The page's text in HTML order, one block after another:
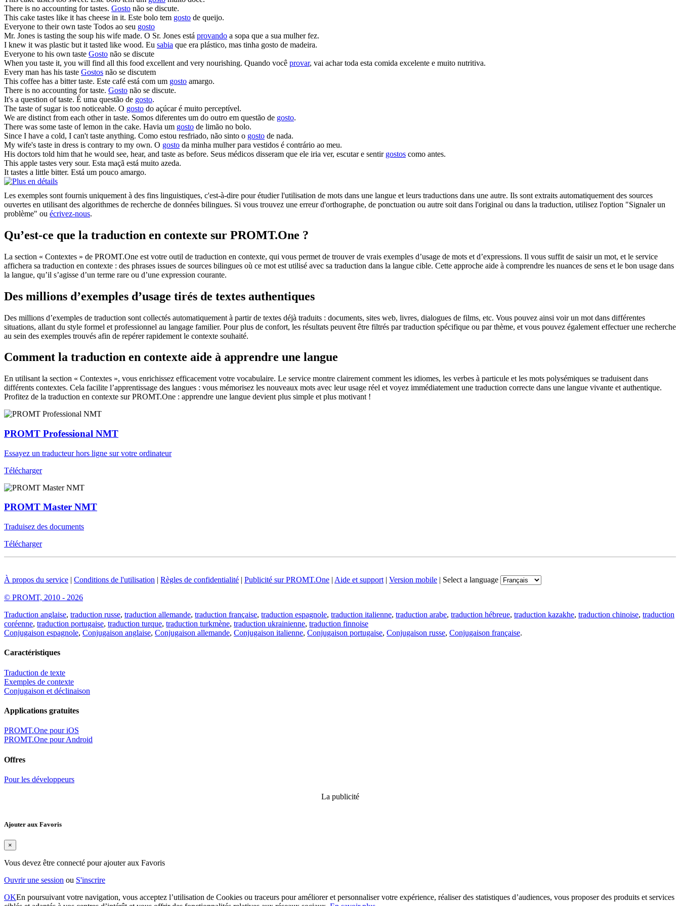
There is no accounting fortastes. Gosto não se discute.
This cake tastes like it has cheese in it. Este bolo tem gosto de queijo.
Everyone to their own taste Todos ao seu gosto
Mr. Jones is tasting the soup his wife made. O Sr. Jones está provando a sopa que a sua mulher fez.
I knew it was plastic but it tasted like wood. Eu sabia que era plástico, mas tinha gosto de madeira.
Everyone to his own taste Gosto não se discute
When you taste it, you will find all this food excellent and very nourishing. Quando você provar, vai achar toda esta comida excelente e muito nutritiva.
Every man has his taste Gostos não se discutem
This coffee has a bittertaste. Este café está com um gosto amargo.
There is no accounting fortaste. Gosto não se discute.
It's a question oftaste. É uma questão de gosto.
The taste of sugar is too noticeable. O gosto do açúcar é muito perceptível.
We are distinct from each other in taste. Somos diferentes um do outro em questão de gosto.
There was some taste of lemon in the cake. Havia um gosto de limão no bolo.
Since I have a cold, I can't taste anything. Como estou resfriado, não sinto o gosto de nada.
My wife's taste in dress is contrary to my own. O gosto da minha mulher para vestidos é contrário ao meu.
His doctors told him that he would see, hear, and taste as before. Seus médicos disseram que ele iria ver, escutar e sentir gostos como antes.
This apple tastes very sour. Esta maçã está muito azeda.
It tastes a little bitter. Está um pouco amargo.
Les exemples sont fournis uniquement à des fins linguistiques, c'est-à-dire pour étudier l'utilisation de mots dans une langue et leurs traductions dans une autre. Ils sont extraits automatiquement des sources
ouvertes en utilisant des algorithmes de recherche de données bilingues. Si vous trouvez une erreur d'orthographe, de ponctuation ou autre soit dans l'original ou dans la traduction, utilisez l'option "Signaler un
problème" ou écrivez-nous.
Qu’est-ce que la traduction en contexte sur PROMT.One ?
La section « Contextes » de PROMT.One est votre outil de traduction en contexte, qui vous permet de trouver de vrais exemples d’usage de mots et d’expressions. Il vous suffit de saisir un mot, et le service
affichera sa traduction en contexte : des phrases issues de sources bilingues où ce mot est utilisé avec sa traduction dans la langue cible. Cette approche aide à comprendre les nuances de sens et le bon usage dans
la langue, qu’il s’agisse d’un terme rare ou d’une expression courante.
Des millions d’exemples d’usage tirés de textes authentiques
Des millions d’exemples de traduction sont collectés automatiquement à partir de textes déjà traduits : documents, sites web, livres, dialogues de films, etc. Vous pouvez ainsi voir un mot dans différentes
situations, allant du style formel et professionnel au langage familier. Pour plus de confort, les résultats peuvent être filtrés par traduction spécifique ou par thème, et vous pouvez également effectuer une recherche
au sein des exemples trouvés afin de repérer rapidement le contexte souhaité.
Comment la traduction en contexte aide à apprendre une langue
En utilisant la section « Contextes », vous enrichissez efficacement votre vocabulaire. Le service montre clairement comment les idiomes, les verbes à particule et les mots polysémiques se traduisent dans
différents contextes. Cela facilite l’apprentissage des langues : vous mémorisez les nouveaux mots avec leur usage réel et voyez immédiatement une traduction correcte dans une langue vivante et authentique.
Profitez de la traduction en contexte sur PROMT.One : apprendre une langue devient plus simple et plus motivant !
PROMT Professional NMT
Essayez un traducteur hors ligne sur votre ordinateur
Télécharger
PROMT Master NMT
Traduisez des documents
Télécharger
À propos du service | Conditions de l'utilisation | Règles de confidentialité | Publicité sur PROMT.One | Aide et support | Version mobile | Select a language
© PROMT, 2010 - 2026
Traduction anglaise, traduction russe, traduction allemande, traduction française, traduction espagnole, traduction italienne, traduction arabe, traduction hébreue, traduction kazakhe, traduction chinoise, traduction
coréenne, traduction portugaise, traduction turque, traduction turkmène, traduction ukrainienne, traduction finnoise
Conjugaison espagnole, Conjugaison anglaise, Conjugaison allemande, Conjugaison italienne, Conjugaison portugaise, Conjugaison russe, Conjugaison française.
Caractéristiques
Traduction de texte
Exemples de contexte
Conjugaison et déclinaison
Applications gratuites
PROMT.One pour iOS
PROMT.One pour Android
Offres
Pour les développeurs
La publicité
Ajouter aux Favoris
×
Vous devez être connecté pour ajouter aux Favoris
Ouvrir une session ou S'inscrire
OKEn poursuivant votre navigation, vous acceptez l’utilisation de Cookies ou traceurs pour améliorer et personnaliser votre expérience, réaliser des statistiques d’audiences, vous proposer des produits et services